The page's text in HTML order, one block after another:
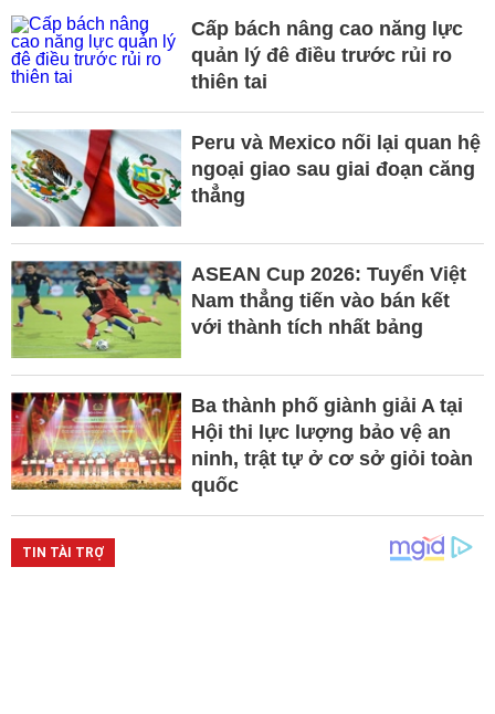
Cấp bách nâng cao năng lực
quản lý đê điều trước rủi ro
thiên tai
Peru và Mexico nối lại quan hệ
ngoại giao sau giai đoạn căng
thẳng
ASEAN Cup 2026: Tuyển Việt
Nam thẳng tiến vào bán kết
với thành tích nhất bảng
Ba thành phố giành giải A tại
Hội thi lực lượng bảo vệ an
ninh, trật tự ở cơ sở giỏi toàn
quốc